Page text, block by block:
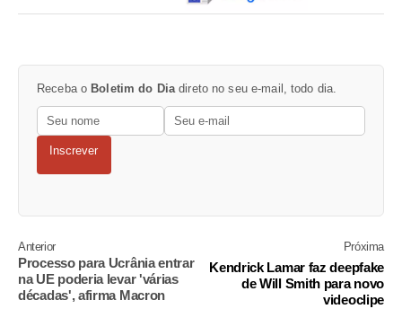
Receba o Boletim do Dia direto no seu e-mail, todo dia.
Inscrever
Anterior
Processo para Ucrânia entrar
na UE poderia levar 'várias
décadas', afirma Macron
Próxima
Kendrick Lamar faz deepfake
de Will Smith para novo
videoclipe